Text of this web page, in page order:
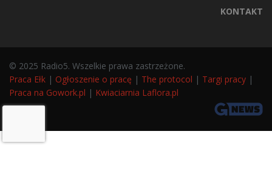
KONTAKT
© 2025 Radio5. Wszelkie prawa zastrzeżone.
Praca Ełk | Ogłoszenie o pracę | The protocol | Targi pracy |
Praca na Gowork.pl | Kwiaciarnia Laflora.pl